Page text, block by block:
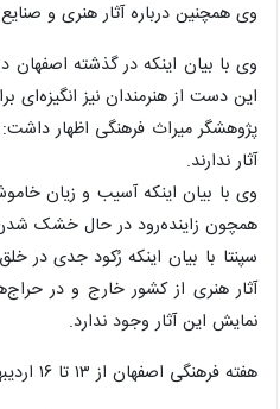
وی همچنین درباره آثار هنری و
وی با بیان اینکه در گذشته اصفهان
این دست از هنرمندان نیز
پژوهشگر میراث فرهنگی اظهار
آثار ندارند.
وی با بیان اینکه آسیب و زیان
همچون زاینده‌رود در حال خشک
سپنتا با بیان اینکه رُکود جدی در
آثار هنری از کشور خارج و در
نمایش این آثار وجود ندارد.
هفته فرهنگی اصفهان از ۱۳ تا ۱۶ اردیبهشت ماه برگزار می شود.